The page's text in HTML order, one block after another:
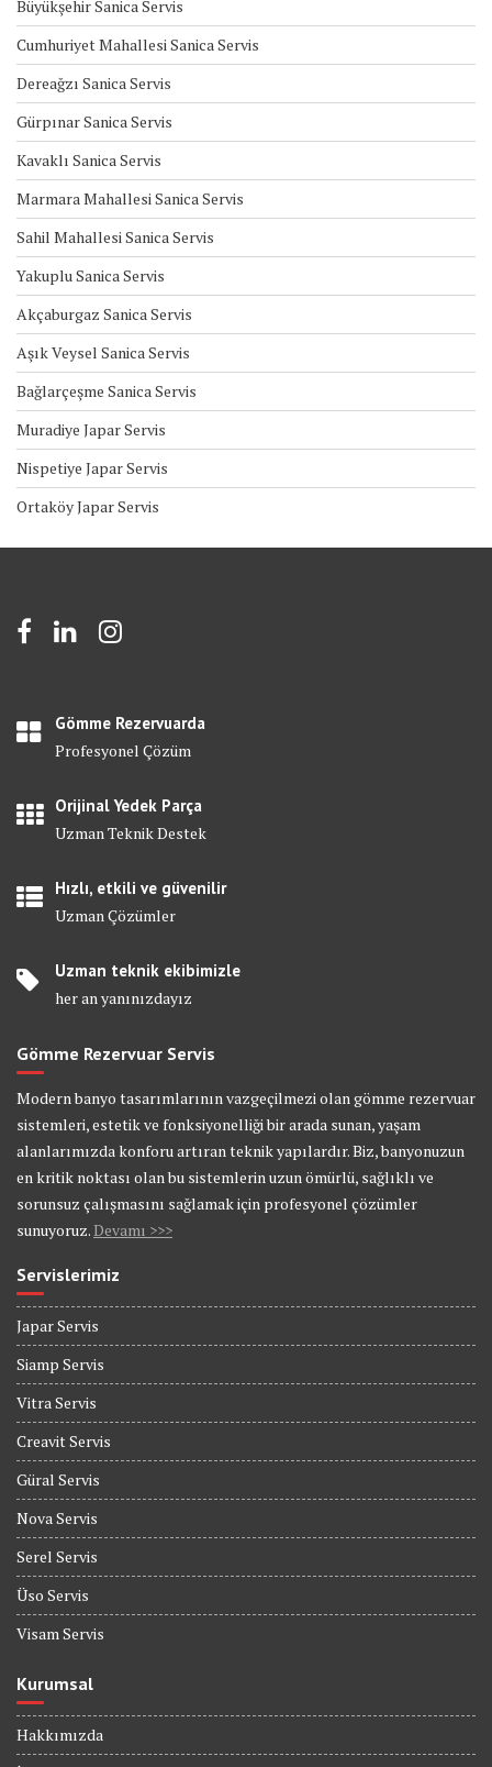
Büyükşehir Sanica Servis
Cumhuriyet Mahallesi Sanica Servis
Dereağzı Sanica Servis
Gürpınar Sanica Servis
Kavaklı Sanica Servis
Marmara Mahallesi Sanica Servis
Sahil Mahallesi Sanica Servis
Yakuplu Sanica Servis
Akçaburgaz Sanica Servis
Aşık Veysel Sanica Servis
Bağlarçeşme Sanica Servis
Muradiye Japar Servis
Nispetiye Japar Servis
Ortaköy Japar Servis
Gömme Rezervuarda
Profesyonel Çözüm
Orijinal Yedek Parça
Uzman Teknik Destek
Hızlı, etkili ve güvenilir
Uzman Çözümler
Uzman teknik ekibimizle
her an yanınızdayız
Gömme Rezervuar Servis
Modern banyo tasarımlarının vazgeçilmezi olan gömme rezervuar
sistemleri, estetik ve fonksiyonelliği bir arada sunan, yaşam
alanlarımızda konforu artıran teknik yapılardır. Biz, banyonuzun
en kritik noktası olan bu sistemlerin uzun ömürlü, sağlıklı ve
sorunsuz çalışmasını sağlamak için profesyonel çözümler
sunuyoruz.Devamı >>>
Servislerimiz
Japar Servis
Siamp Servis
Vitra Servis
Creavit Servis
Güral Servis
Nova Servis
Serel Servis
Üso Servis
Visam Servis
Kurumsal
Hakkımızda